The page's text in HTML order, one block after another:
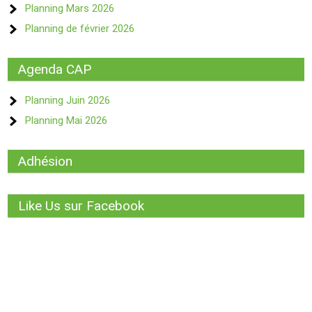
Planning Mars 2026
Planning de février 2026
Agenda CAP
Planning Juin 2026
Planning Mai 2026
Adhésion
Like Us sur Facebook